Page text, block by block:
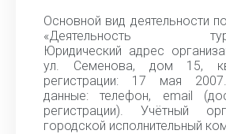
Основной вид деятельности
«Деятельность
Юридический адрес
ул. Семенова, дом 15,
регистрации: 17 мая
данные: телефон, email
регистрации). Учётный
городской исполнительный